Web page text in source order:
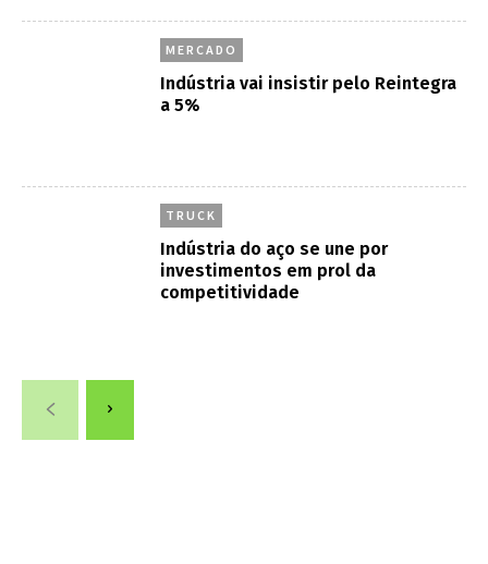
MERCADO
Indústria vai insistir pelo Reintegra
a 5%
TRUCK
Indústria do aço se une por
investimentos em prol da
competitividade